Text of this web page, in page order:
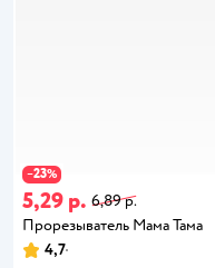
−23%
5,29 р. 6,89 р.
Прорезыватель Мама Тама
4,7